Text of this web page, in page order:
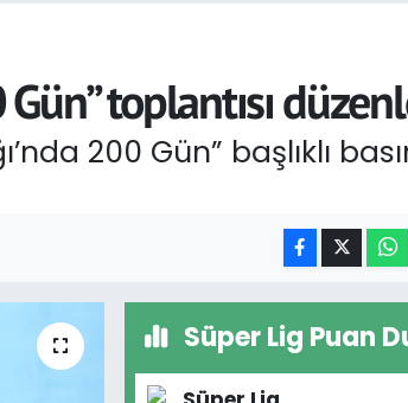
toplantısı
200 Gün” başlıklı
Süper Lig Puan